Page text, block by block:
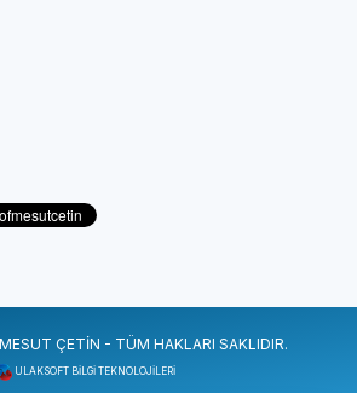
ÇETİN - TÜM HAKLARI SAKLIDIR.
ULAKSOFT BİLGİ TEKNOLOJİLERİ